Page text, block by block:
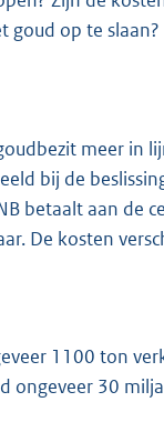
goud op te slaan?
meer in
bij de
betaalt aan de
De kosten
1100 ton
30